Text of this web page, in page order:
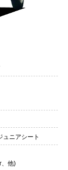
ュニアシート
、他)